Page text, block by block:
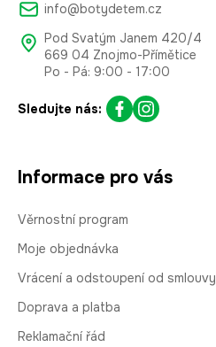
info@botydetem.cz
Pod Svatým Janem 420/4
669 04 Znojmo-Přímětice
Po - Pá: 9:00 - 17:00
Sledujte nás:
Informace pro vás
Věrnostní program
Moje objednávka
Vrácení a odstoupení od smlouvy
Doprava a platba
Reklamační řád